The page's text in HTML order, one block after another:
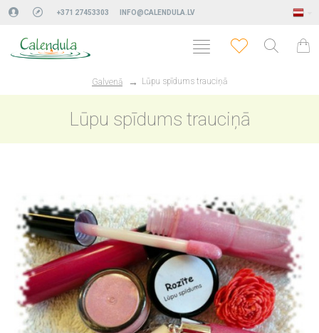
+371 27453303 INFO@CALENDULA.LV
Galvenā Lūpu spīdums trauciņā
Lūpu spīdums trauciņā